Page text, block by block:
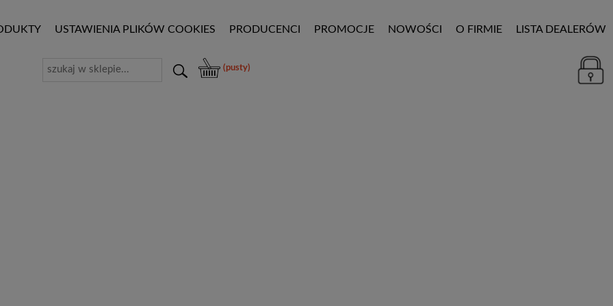
USTAWIENIA PLIKÓW COOKIES PRODUCENCI PROMOCJE NOWOŚCI O FIRMIE LISTA DEALERÓW
(pusty)